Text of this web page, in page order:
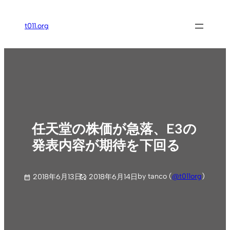
ス
t011.org
任天堂の株価が急落、E3の
発表内容が期待を下回る
2018年6月13日 2018年6月14日by tanco (@t011org)